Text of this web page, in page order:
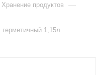
Хранение продуктов —
герметичный 1,15л